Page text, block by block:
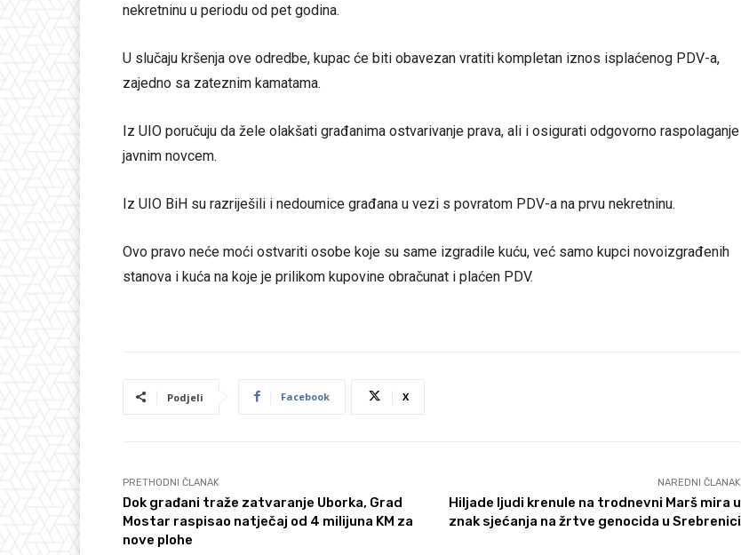
nekretninu u periodu od pet godina.
U slučaju kršenja ove odredbe, kupac će biti obavezan vratiti kompletan iznos isplaćenog PDV-a,
zajedno sa zateznim kamatama.
Iz UIO poručuju da žele olakšati građanima ostvarivanje prava, ali i osigurati odgovorno raspolaganje
javnim novcem.
Iz UIO BiH su razriješili i nedoumice građana u vezi s povratom PDV-a na prvu nekretninu.
Ovo pravo neće moći ostvariti osobe koje su same izgradile kuću, već samo kupci novoizgrađenih
stanova i kuća na koje je prilikom kupovine obračunat i plaćen PDV.
Podjeli Facebook X
PRETHODNI ČLANAK
Dok građani traže zatvaranje Uborka, Grad
Mostar raspisao natječaj od 4 milijuna KM za
nove plohe
NAREDNI ČLANAK
Hiljade ljudi krenule na trodnevni Marš mira u
znak sjećanja na žrtve genocida u Srebrenici